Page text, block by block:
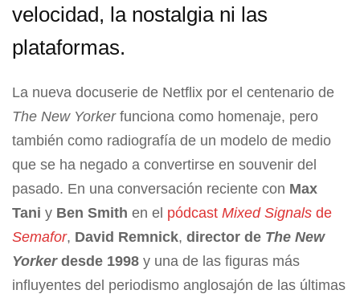
velocidad, la nostalgia ni las
plataformas.
La nueva docuserie de Netflix por el centenario de
The New Yorkerfunciona como homenaje, pero
también como radiografía de un modelo de medio
que se ha negado a convertirse en souvenir del
pasado. En una conversación reciente con Max
Tani y Ben Smith en el pódcast Mixed Signals de
Semafor, David Remnick, director de The New
Yorkerdesde 1998 y una de las figuras más
influyentes del periodismo anglosajón de las últimas